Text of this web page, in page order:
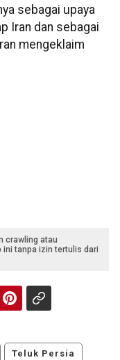
sebagai upaya
Iran dan sebagai
mengeklaim
crawling atau
tanpa izin tertulis dari
Teluk Persia